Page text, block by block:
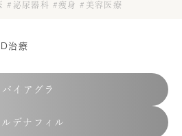
#泌尿器科 #痩身 #美容医療
治療
バイアグラ
ルデナフィル